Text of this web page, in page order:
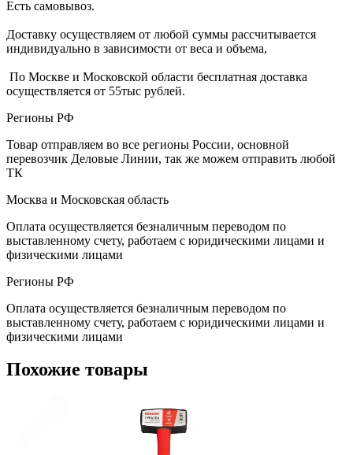
Есть самовывоз.
Доставку осуществляем от любой суммы рассчитывается
индивидуально в зависимости от веса и объема,
По Москве и Московской области бесплатная доставка
осуществляется от 55тыс рублей.
Регионы РФ
Товар отправляем во все регионы России, основной
перевозчик Деловые Линии, так же можем отправить любой
ТК
Москва и Московская область
Оплата осуществляется безналичным переводом по
выставленному счету, работаем с юридическими лицами и
физическими лицами
Регионы РФ
Оплата осуществляется безналичным переводом по
выставленному счету, работаем с юридическими лицами и
физическими лицами
Похожие товары